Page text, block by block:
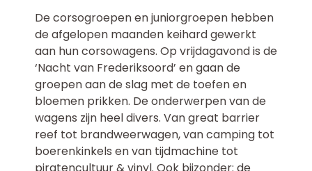
De corsogroepen en juniorgroepen hebben
de afgelopen maanden keihard gewerkt
aan hun corsowagens. Op vrijdagavond is de
‘Nacht van Frederiksoord’ en gaan de
groepen aan de slag met de toefen en
bloemen prikken. De onderwerpen van de
wagens zijn heel divers. Van great barrier
reef tot brandweerwagen, van camping tot
boerenkinkels en van tijdmachine tot
piratencultuur & vinyl. Ook bijzonder: de